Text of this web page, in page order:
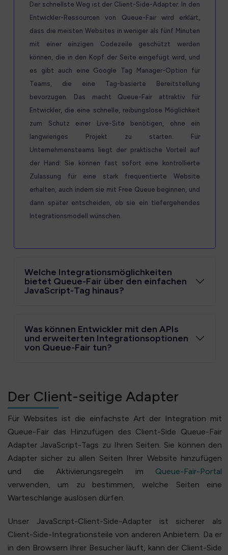
Der schnellste Weg ist der Client-Side-Adapter. In den
Entwickler-Ressourcen von Queue-Fair wird erklärt,
dass die meisten Websites in weniger als fünf Minuten
mit einer einzigen Codezeile geschützt werden
können, die in den Kopf der Seite eingefügt wird, und
es gibt auch eine Google Tag Manager-Option für
Teams, die eine Tag-basierte Bereitstellung
bevorzugen. Das macht Queue-Fair attraktiv für
Entwickler, die eine schnelle, reibungslose Möglichkeit
zum Schutz einer Live-Site benötigen, ohne ein
langwieriges Projekt zu starten. Für
Unternehmensteams liegt der praktische Vorteil auf
der Hand: Sie können fast sofort eine kontrollierte
Zulassung für eine stark frequentierte Website
erhalten, auch indem sie mit Free Queue beginnen, und
dann später entscheiden, ob sie ein tiefergehendes
Integrationsmodell wünschen.
Welche Integrationsmöglichkeiten
bietet Queue-Fair über den einfachen
JavaScript-Tag hinaus?
Was können Entwickler mit den APIs
und erweiterten Integrationsoptionen
von Queue-Fair tun?
Der Client-seitige Adapter
Für Websites ist die einfachste Art der Integration mit
Queue-Fair das Hinzufügen des Client-Side Queue-Fair
Adapter JavaScript-Tags zu Ihren Seiten. Sie können den
Adapter sicher zu allen Seiten Ihrer Website hinzufügen
und die Aktivierungsregeln im Queue-Fair-Portal
verwenden, um zu bestimmen, welche Seiten eine
Warteschlange auslösen dürfen.
Unser JavaScript-Client-Side-Adapter ist sicherer als
Client-Side-Integrationsteile von anderen Anbietern. Da er
in den Browsern Ihrer Besucher läuft, kann der Client-Side